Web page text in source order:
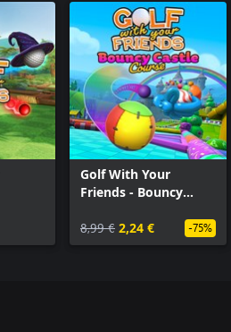
Golf With Your
Friends - Bouncy
8,99 € 2,24 € -75%